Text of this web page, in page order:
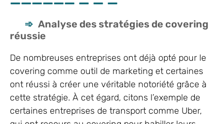
Analyse des stratégies de covering
réussie
De nombreuses entreprises ont déjà opté pour le
covering comme outil de marketing et certaines
ont réussi à créer une véritable notoriété grâce à
cette stratégie. À cet égard, citons l’exemple de
certaines entreprises de transport comme Uber,